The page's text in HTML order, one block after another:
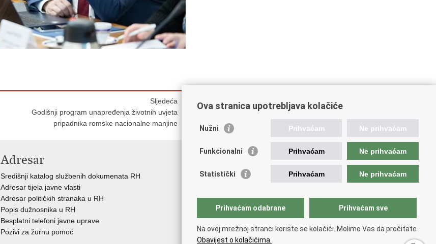
Sljedeća
Godišnji program unapređenja životnih uvjeta
pripadnika romske nacionalne manjine
Adresar
Središnji katalog službenih dokumenata RH
Adresar tijela javne vlasti
Adresar političkih stranaka u RH
Popis dužnosnika u RH
Besplatni telefoni javne uprave
Pozivi za žurnu pomoć
Važne poveznice
Vlada Republike Hrvatske
Savjet za nacionalne manjine
Europski sud za ljudska prava
Okvirna konvencija za zaštitu nacionalnih manjina
Ured zastupnika RH pred Eur.sudom za ljudska prava
Ova stranica upotrebljava kolačiće
Nužni Prihvaćam Ne prihvaćam
Funkcionalni Prihvaćam Ne prihvaćam
Statistički Prihvaćam Ne prihvaćam
Prihvaćam odabrane Prihvaćam sve
Na ovoj mrežnoj stranci koriste se kolačići. Molimo Vas da pročitate
Obavijest o kolačićima.